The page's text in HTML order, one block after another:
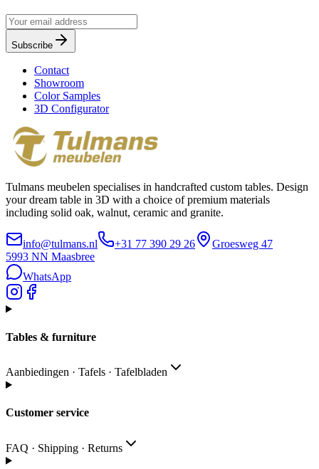
Subscribe
Contact
Showroom
Color Samples
3D Configurator
Tulmans meubelen specialises in handcrafted custom tables. Design
your dream table in 3D with a choice of premium materials
including solid oak, walnut, ceramic and granite.
info@tulmans.nl +31 77 390 29 26
Groesweg 47
5993 NN Maasbree
WhatsApp
Tables & furniture
Aanbiedingen · Tafels · Tafelbladen
Customer service
FAQ · Shipping · Returns